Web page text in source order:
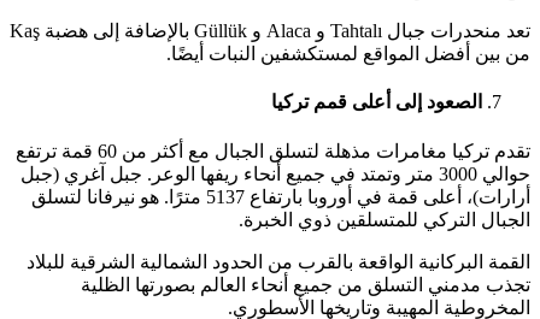
تعد منحدرات جبال Tahtalı و Alaca و Güllük بالإضافة إلى هضبة Kaş
من بين أفضل المواقع لمستكشفين النبات أيضًا.
الصعود إلى أعلى قمم تركيا
تقدم تركيا مغامرات مذهلة لتسلق الجبال مع أكثر من 60 قمة ترتفع
حوالي 3000 متر وتمتد في جميع أنحاء ريفها الوعر. جبل آغري (جبل
أرارات)، أعلى قمة في أوروبا بارتفاع 5137 مترًا. هو نيرفانا لتسلق
الجبال التركي للمتسلقين ذوي الخبرة.
القمة البركانية الواقعة بالقرب من الحدود الشمالية الشرقية للبلاد
تجذب مدمني التسلق من جميع أنحاء العالم بصورتها الظلية
المخروطية المهيبة وتاريخها الأسطوري.